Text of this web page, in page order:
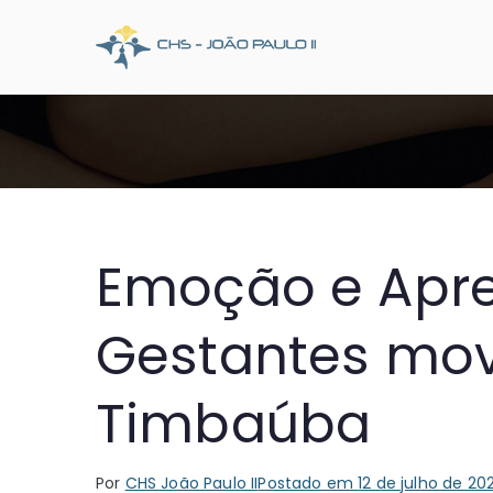
CHS
Emoção e
Gestantes
Timbaúba
Por CHS João Paulo IIPostado em12 de julho de